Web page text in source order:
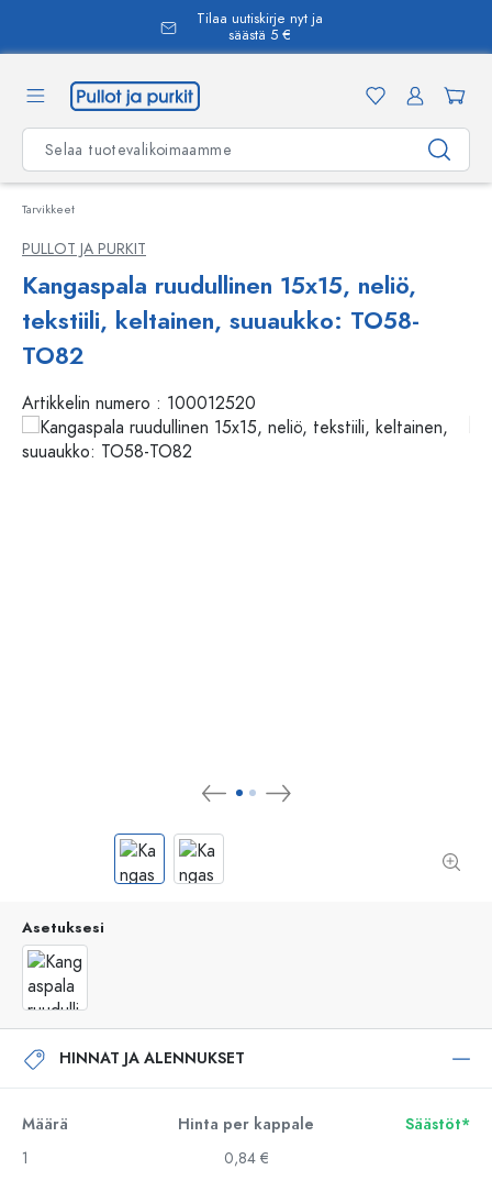
Tilaa uutiskirje nyt ja
säästä 5 €
Tarvikkeet
PULLOT JA PURKIT
Kangaspala ruudullinen 15x15, neliö,
tekstiili, keltainen, suuaukko: TO58-
TO82
Artikkelin numero : 100012520
Asetuksesi
HINNAT JA ALENNUKSET
Määrä Hinta per kappale
Säästöt*
1
0,84 €